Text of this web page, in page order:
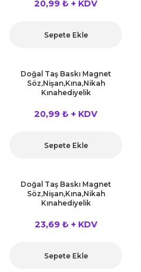
20,99 ₺ + KDV
Sepete Ekle
Doğal Taş Baskı Magnet
Söz,Nişan,Kına,Nikah
Kınahediyelik
20,99 ₺ + KDV
Sepete Ekle
Doğal Taş Baskı Magnet
Söz,Nişan,Kına,Nikah
Kınahediyelik
23,69 ₺ + KDV
Sepete Ekle